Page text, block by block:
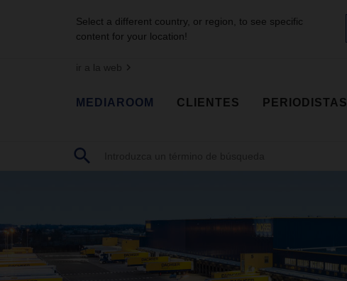
Select a different country, or region, to see specific
content for your location!
ir a la web
MEDIAROOM CLIENTES PERIODISTAS